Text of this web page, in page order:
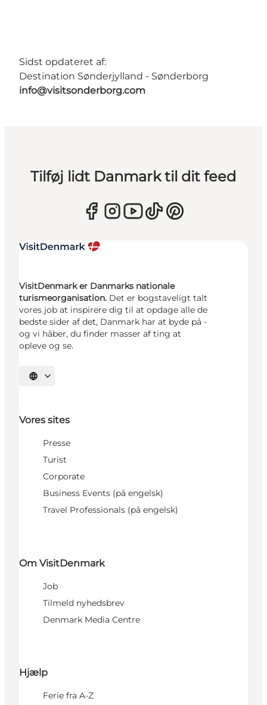
Sidst opdateret af:
Destination Sønderjylland - Sønderborg
info@visitsonderborg.com
Tilføj lidt Danmark til dit feed
VisitDenmark er Danmarks nationale
turismeorganisation. Det er bogstaveligt talt
vores job at inspirere dig til at opdage alle de
bedste sider af det, Danmark har at byde på -
og vi håber, du finder masser af ting at
opleve og se.
Vælg sprog
Vores sites
Presse
Turist
Corporate
Business Events (på engelsk)
Travel Professionals (på engelsk)
Om VisitDenmark
Job
Tilmeld nyhedsbrev
Denmark Media Centre
Hjælp
Ferie fra A-Z